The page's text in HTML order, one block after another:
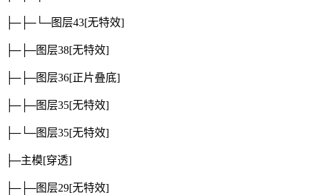
├─├─└─图层43[无特效]
├─├─图层38[无特效]
├─├─图层36[正片叠底]
├─├─图层35[无特效]
├─└─图层35[无特效]
├─主模[穿透]
├─├─图层29[无特效]